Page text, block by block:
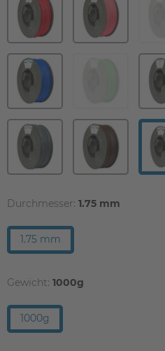
Durchmesser: 1.75 mm
1.75 mm
Gewicht: 1000g
1000g